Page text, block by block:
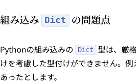
組み込み Dict の問題点
Pythonの組み込みの Dict
型は、厳
けを考慮した型付けができません。
あったとします。